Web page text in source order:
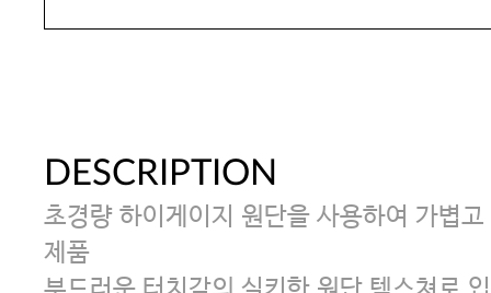
DESCRIPTION
초경량 하이게이지 원단을 사용하여 가볍
제품